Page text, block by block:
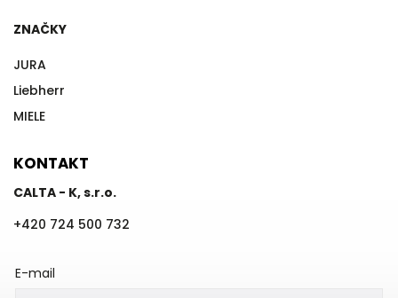
ZNAČKY
JURA
Liebherr
MIELE
KONTAKT
CALTA - K, s.r.o.
+420 724 500 732
E-mail